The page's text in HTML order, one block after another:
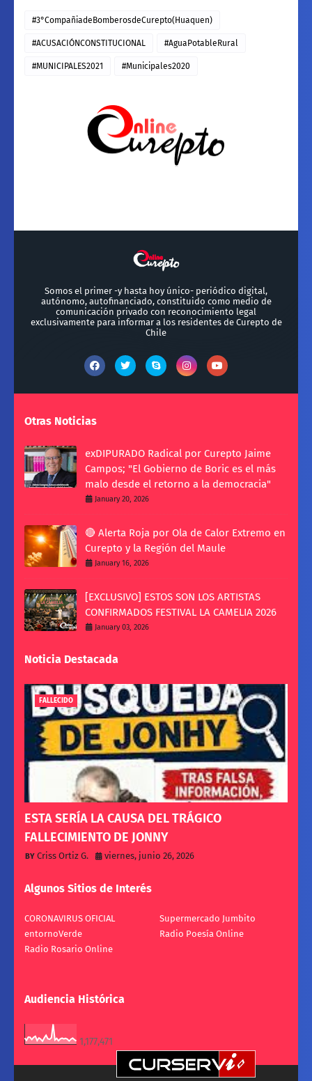
#3°CompañiadeBomberosdeCurepto(Huaquen)
#ACUSACIÓNCONSTITUCIONAL #AguaPotableRural
#MUNICIPALES2021 #Municipales2020
Somos el primer -y hasta hoy único- periódico digital,
autónomo, autofinanciado, constituido como medio de
comunicación privado con reconocimiento legal
exclusivamente para informar a los residentes de Curepto de
Chile
Otras Noticias
exDIPURADO Radical por Curepto Jaime
Campos; "El Gobierno de Boric es el más
malo desde el retorno a la democracia"
January 20, 2026
🔴 Alerta Roja por Ola de Calor Extremo en
Curepto y la Región del Maule
January 16, 2026
[EXCLUSIVO] ESTOS SON LOS ARTISTAS
CONFIRMADOS FESTIVAL LA CAMELIA 2026
January 03, 2026
Noticia Destacada
FALLECIDO
ESTA SERÍA LA CAUSA DEL TRÁGICO
FALLECIMIENTO DE JONNY
Criss Ortiz G. viernes, junio 26, 2026
Algunos Sitios de Interés
CORONAVIRUS OFICIAL
Supermercado Jumbito
entornoVerde
Radio Poesía Online
Radio Rosario Online
Audiencia Histórica
1,177,471